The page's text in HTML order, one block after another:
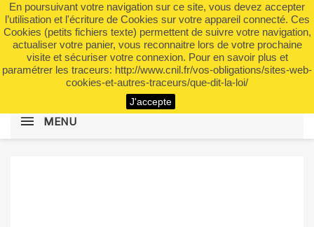
En poursuivant votre navigation sur ce site, vous devez accepter
l’utilisation et l'écriture de Cookies sur votre appareil connecté. Ces
Cookies (petits fichiers texte) permettent de suivre votre navigation,
actualiser votre panier, vous reconnaitre lors de votre prochaine
visite et sécuriser votre connexion. Pour en savoir plus et
paramétrer les traceurs: http://www.cnil.fr/vos-obligations/sites-web-
cookies-et-autres-traceurs/que-dit-la-loi/
J'accepte
 shopping_cart (0)

search
MENU